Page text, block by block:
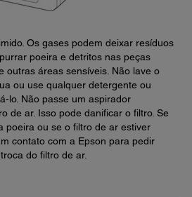
Os gases podem deixar resíduos
poeira e detritos nas peças
outras áreas sensíveis. Não lave o
ou use qualquer detergente ou
lo. Não passe um aspirador
de ar. Isso pode danificar o filtro. Se
poeira ou se o filtro de ar estiver
contato com a Epson para pedir
do filtro de ar.